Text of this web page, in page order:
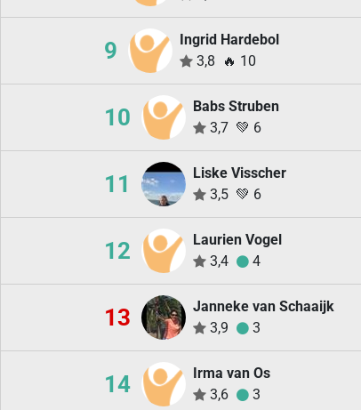
9
Ingrid Hardebol
3,8
🔥 10
10
Babs Struben
3,7 💚 6
11
Liske Visscher
3,5 💚 6
12
Laurien Vogel
3,4
4
13
Janneke van Schaaijk
3,9
3
14
Irma van Os
3,6
3